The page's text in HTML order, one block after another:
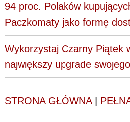
94 proc. Polaków
Paczkomaty jako formę
Wykorzystaj Czarny Piątek
największy upgrade
STRONA GŁÓWNA|